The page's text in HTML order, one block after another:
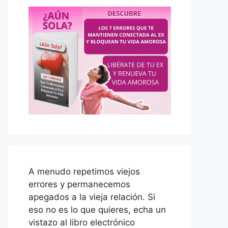
A menudo repetimos viejos
errores y permanecemos
apegados a la vieja relación. Si
eso no es lo que quieres, echa un
vistazo al libro electrónico